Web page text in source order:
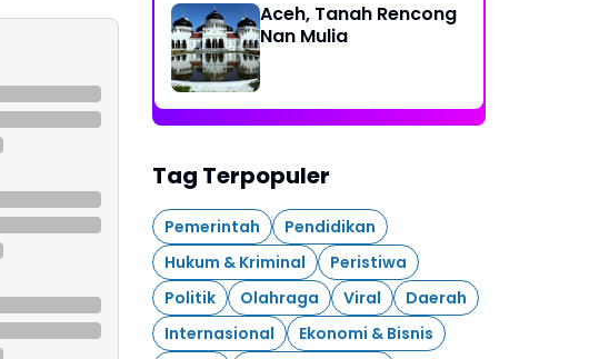
Aceh, Tanah Rencong
Nan Mulia
Tag Terpopuler
Pemerintah
Pendidikan
Hukum & Kriminal
Peristiwa
Politik
Olahraga Viral
Daerah
Internasional
Ekonomi & Bisnis